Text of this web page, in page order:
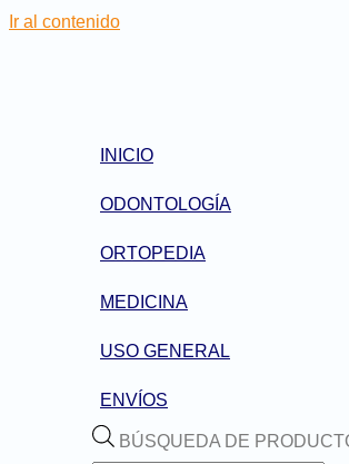
Ir al contenido
INICIO
ODONTOLOGÍA
ORTOPEDIA
MEDICINA
USO GENERAL
ENVÍOS
BÚSQUEDA DE